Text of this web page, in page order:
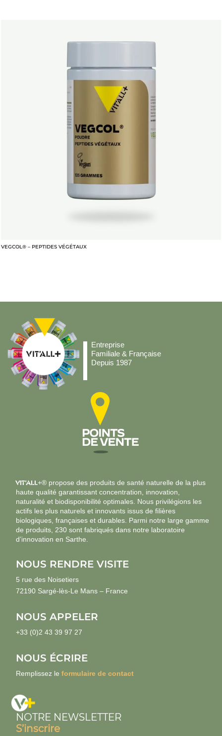
VEGCOL® – PEPTIDES VÉGÉTAUX
Entreprise
Familiale & Française
Depuis 1987
VIT’ALL+® propose des produits de santé naturelle de la plus
haute qualité garantissant concentration, innovation,
naturalité et biodisponibilité optimales. Nous privilégions les
actifs les plus naturels et innovants issus de filières
biologiques, françaises et durables. Parmi notre large gamme
de produits, 230 sont fabriqués dans notre laboratoire
d’innovation en Sarthe.
NOUS RENDRE VISITE
5 rue des Noisetiers
72190 Sargé-lès-Le Mans – France
NOUS APPELER
+33 (0)2 43 39 97 27
NOUS ÉCRIRE
Remplissez leformulaire de contact
NOTRE NEWSLETTER
S’inscrire